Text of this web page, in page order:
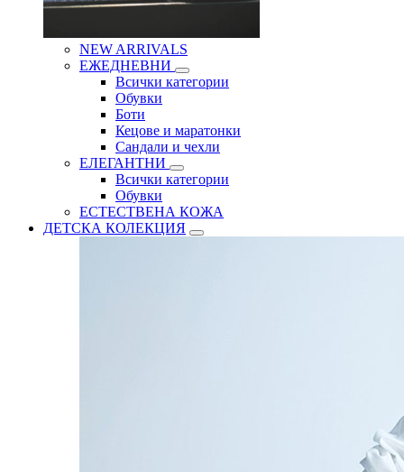
NEW ARRIVALS
ЕЖЕДНЕВНИ
Всички категории
Обувки
Боти
Кецове и маратонки
Сандали и чехли
ЕЛЕГАНТНИ
Всички категории
Обувки
ЕСТЕСТВЕНА КОЖА
ДЕТСКА КОЛЕКЦИЯ